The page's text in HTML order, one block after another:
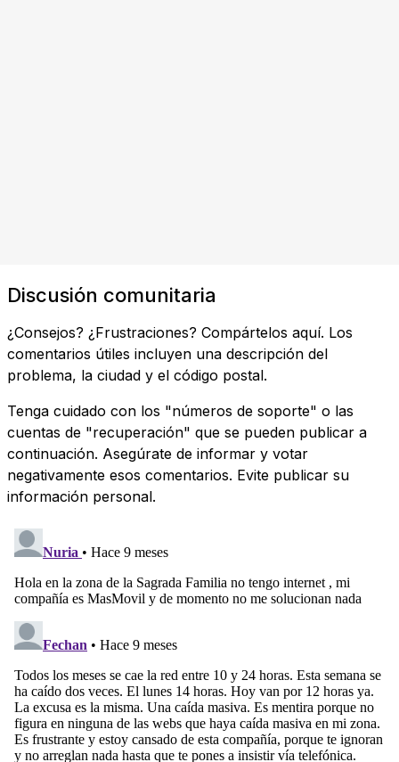
Discusión comunitaria
¿Consejos? ¿Frustraciones? Compártelos aquí. Los
comentarios útiles incluyen una descripción del
problema, la ciudad y el código postal.
Tenga cuidado con los "números de soporte" o las
cuentas de "recuperación" que se pueden publicar a
continuación. Asegúrate de informar y votar
negativamente esos comentarios. Evite publicar su
información personal.